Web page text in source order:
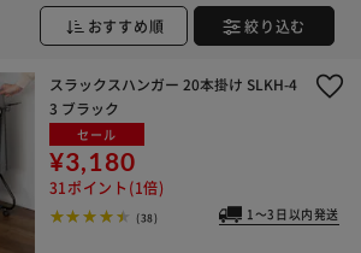
おすすめ順 絞り込む
スラックスハンガー 20本掛け SLKH-4
3 ブラック
セール
¥3,180
31ポイント(1倍)
(38) 1～3日以内発送